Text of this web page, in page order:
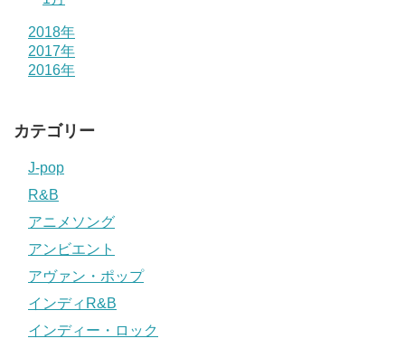
2018年
2017年
2016年
カテゴリー
J-pop
R&B
アニメソング
アンビエント
アヴァン・ポップ
インディR&B
インディー・ロック